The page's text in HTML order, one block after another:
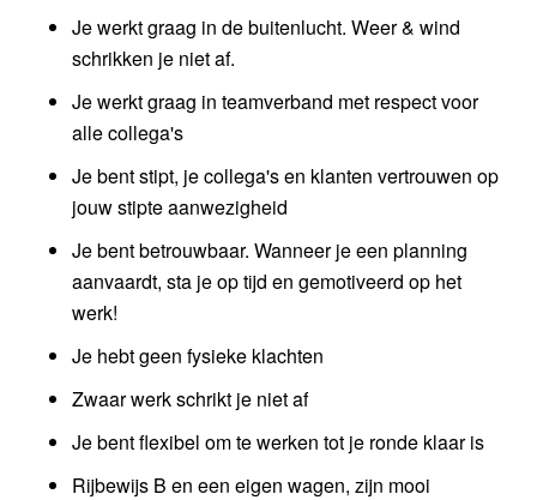
Je werkt graag in de buitenlucht. Weer & wind
schrikken je niet af.
Je werkt graag in teamverband met respect voor
alle collega's
Je bent stipt, je collega's en klanten vertrouwen op
jouw stipte aanwezigheid
Je bent betrouwbaar. Wanneer je een planning
aanvaardt, sta je op tijd en gemotiveerd op het
werk!
Je hebt geen fysieke klachten
Zwaar werk schrikt je niet af
Je bent flexibel om te werken tot je ronde klaar is
Rijbewijs B en een eigen wagen, zijn mooi